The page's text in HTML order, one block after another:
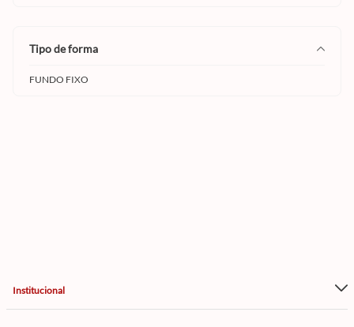
tipo de forma
FUNDO FIXO
Institucional